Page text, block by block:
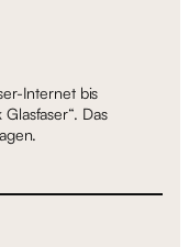
Internet bis
Das